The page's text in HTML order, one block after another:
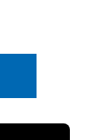
ために
。
監督